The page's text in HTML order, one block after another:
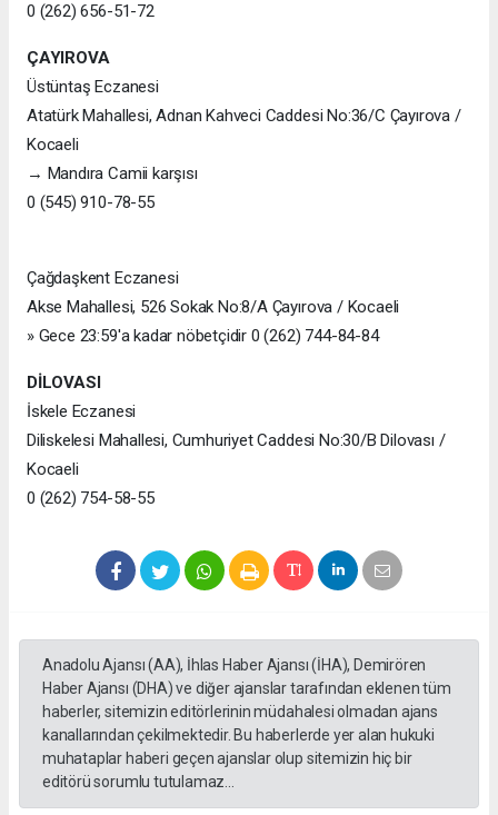
0 (262) 656-51-72
ÇAYIROVA
Üstüntaş Eczanesi
Atatürk Mahallesi, Adnan Kahveci Caddesi No:36/C Çayırova /
Kocaeli
→ Mandıra Camii karşısı
0 (545) 910-78-55
Çağdaşkent Eczanesi
Akse Mahallesi, 526 Sokak No:8/A Çayırova / Kocaeli
» Gece 23:59'a kadar nöbetçidir 0 (262) 744-84-84
DİLOVASI
İskele Eczanesi
Diliskelesi Mahallesi, Cumhuriyet Caddesi No:30/B Dilovası /
Kocaeli
0 (262) 754-58-55
Anadolu Ajansı (AA), İhlas Haber Ajansı (İHA), Demirören
Haber Ajansı (DHA) ve diğer ajanslar tarafından eklenen tüm
haberler, sitemizin editörlerinin müdahalesi olmadan ajans
kanallarından çekilmektedir. Bu haberlerde yer alan hukuki
muhataplar haberi geçen ajanslar olup sitemizin hiç bir
editörü sorumlu tutulamaz...